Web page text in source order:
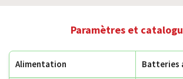
Paramètres et
Alimentation Batteries